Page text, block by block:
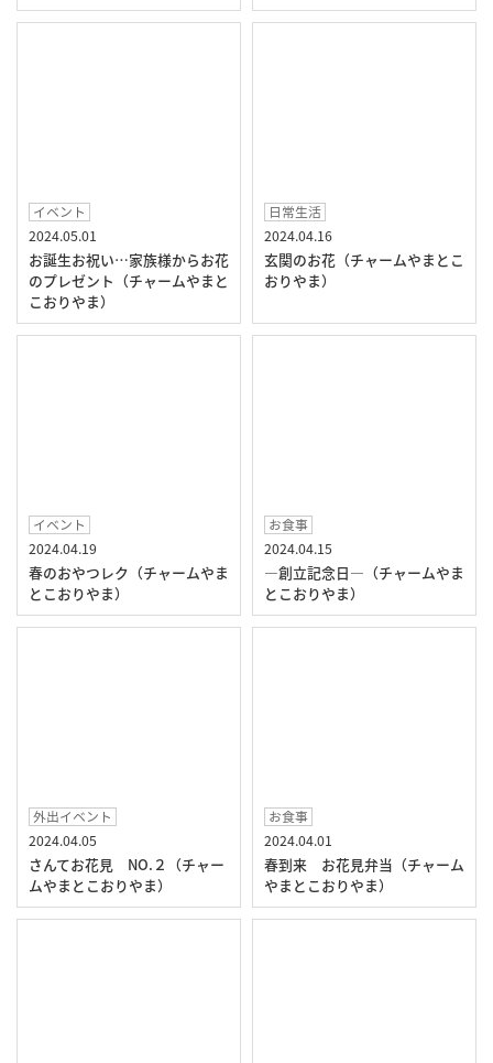
イベント
2024.05.01
お誕生お祝い…家族様からお花
のプレゼント（チャームやまと
こおりやま）
日常生活
2024.04.16
玄関のお花（チャームやまとこ
おりやま）
イベント
2024.04.19
春のおやつレク（チャームやま
とこおりやま）
お食事
2024.04.15
―創立記念日―（チャームやま
とこおりやま）
外出イベント
2024.04.05
さんてお花見 NO.２（チャー
ムやまとこおりやま）
お食事
2024.04.01
春到来 お花見弁当（チャーム
やまとこおりやま）